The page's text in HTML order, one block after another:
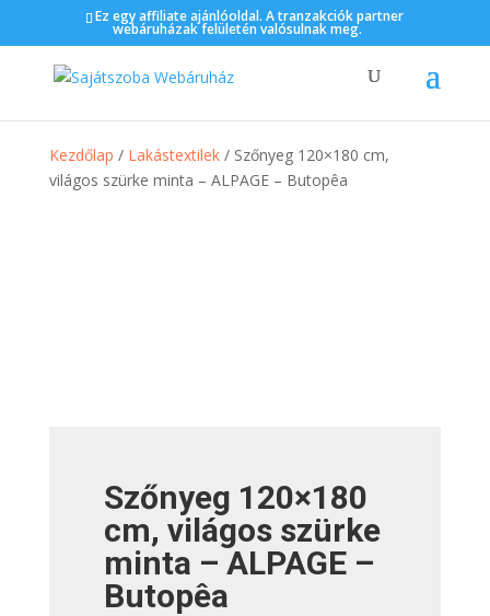
Ez egy affiliate ajánlóoldal. A tranzakciók partner
webáruházak felületén valósulnak meg.
Kezdőlap / Lakástextilek/ Szőnyeg 120×180 cm,
világos szürke minta – ALPAGE – Butopêa
Szőnyeg 120×180
cm, világos szürke
minta – ALPAGE –
Butopêa